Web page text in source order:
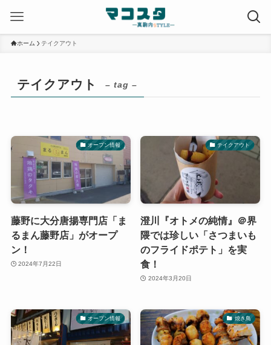
ホーム テイクアウト
テイクアウト – tag –
オープン情報
藤野に大分唐揚専門店「ま
るまん藤野店」がオープ
ン！
2024年7月22日
テイクアウト
澄川『オトメの純情』＠界
隈では珍しい「さつまいも
のフライドポテト」を実
食！
2024年3月20日
オープン情報 焼き鳥